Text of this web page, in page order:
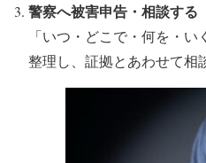
警察へ被害申告・相談する
「いつ・どこで・何を・
整理し、証拠とあわせて相